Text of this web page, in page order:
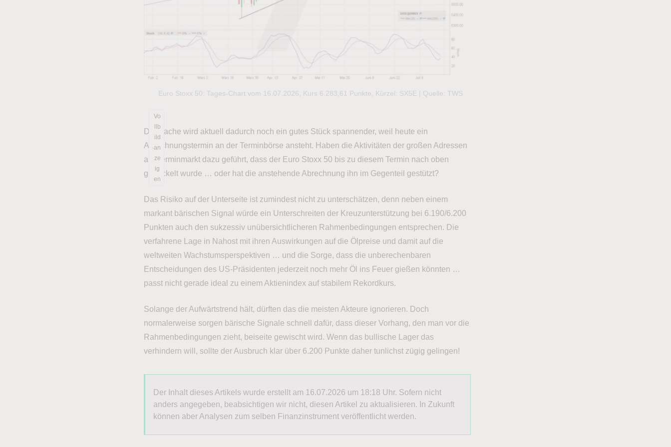
Euro Stoxx 50: Tages-Chart vom 16.07.2026, Kurs 6.283,61 Punkte, Kürzel: SX5E | Quelle: TWS
Vo
llb
ild
an
ze
ig
en
Die Sache wird aktuell dadurch noch ein gutes Stück spannender, weil heute ein
Abrechnungstermin an der Terminbörse ansteht. Haben die Aktivitäten der großen Adressen
am Terminmarkt dazu geführt, dass der Euro Stoxx 50 bis zu diesem Termin nach oben
gedeckelt wurde … oder hat die anstehende Abrechnung ihn im Gegenteil gestützt?
Das Risiko auf der Unterseite ist zumindest nicht zu unterschätzen, denn neben einem
markant bärischen Signal würde ein Unterschreiten der Kreuzunterstützung bei 6.190/6.200
Punkten auch den sukzessiv unübersichtlicheren Rahmenbedingungen entsprechen. Die
verfahrene Lage in Nahost mit ihren Auswirkungen auf die Ölpreise und damit auf die
weltweiten Wachstumsperspektiven … und die Sorge, dass die unberechenbaren
Entscheidungen des US-Präsidenten jederzeit noch mehr Öl ins Feuer gießen könnten …
passt nicht gerade ideal zu einem Aktienindex auf stabilem Rekordkurs.
Solange der Aufwärtstrend hält, dürften das die meisten Akteure ignorieren. Doch
normalerweise sorgen bärische Signale schnell dafür, dass dieser Vorhang, den man vor die
Rahmenbedingungen zieht, beiseite gewischt wird. Wenn das bullische Lager das
verhindern will, sollte der Ausbruch klar über 6.200 Punkte daher tunlichst zügig gelingen!
Der Inhalt dieses Artikels wurde erstellt am 16.07.2026 um 18:18 Uhr. Sofern nicht
anders angegeben, beabsichtigen wir nicht, diesen Artikel zu aktualisieren. In Zukunft
können aber Analysen zum selben Finanzinstrument veröffentlicht werden.